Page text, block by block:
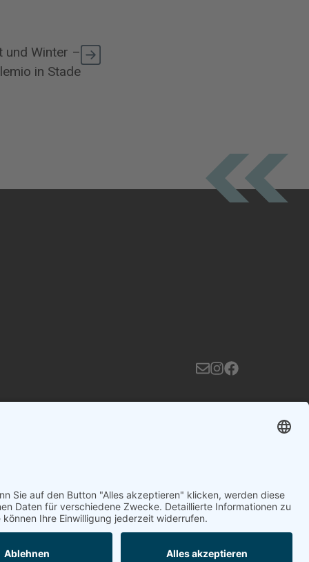
und Winter –
in Stade
Impressum Datenschutzerklärung